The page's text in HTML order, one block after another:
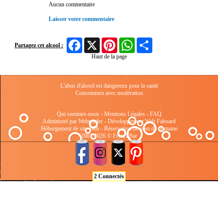
Aucun commentaire
Laisser votre commentaire
Partagez cet alcool :
Facebook
X PinterestWhatsApp
Haut de la page
L'abus d'alcool est dangereux pour la santé
Consommez avec modération
Qui sommes-nous- Mentions Légales- FAQ
Administré par Webtender - Développement Web Faboard
Hébergement de site Web- Réservation de nom de domaine
2001/2026 © FrenchBar
2 Connectés